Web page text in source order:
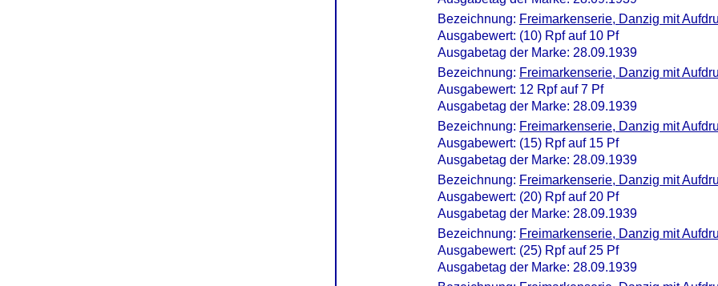
Bezeichnung: Freimarkenserie, Danzig mit
Ausgabewert: (10) Rpf auf 10 Pf
Ausgabetag der Marke: 28.09.1939
Bezeichnung: Freimarkenserie, Danzig mit
Ausgabewert: 12 Rpf auf 7 Pf
Ausgabetag der Marke: 28.09.1939
Bezeichnung: Freimarkenserie, Danzig mit
Ausgabewert: (15) Rpf auf 15 Pf
Ausgabetag der Marke: 28.09.1939
Bezeichnung: Freimarkenserie, Danzig mit
Ausgabewert: (20) Rpf auf 20 Pf
Ausgabetag der Marke: 28.09.1939
Bezeichnung: Freimarkenserie, Danzig mit
Ausgabewert: (25) Rpf auf 25 Pf
Ausgabetag der Marke: 28.09.1939